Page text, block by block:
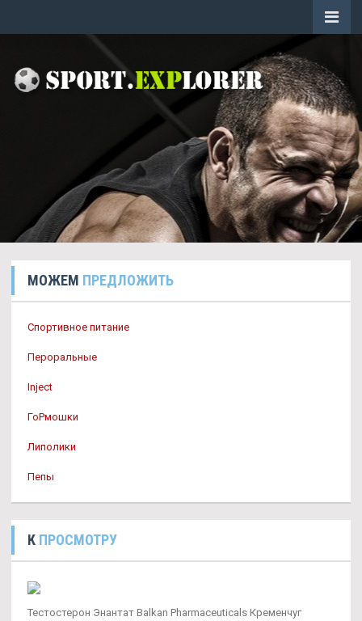
МОЖЕМ ПРЕДЛОЖИТЬ
Спортивное питание
Пероральные
Inject
ГоРмошки
Липолики
Пепы
К ПРОСМОТРУ
Тестостерон Энантат Balkan Pharmaceuticals Кременчуг